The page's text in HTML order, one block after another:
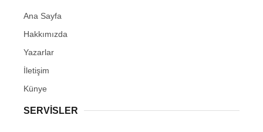
Ana Sayfa
Hakkımızda
Yazarlar
İletişim
Künye
SERVISLER